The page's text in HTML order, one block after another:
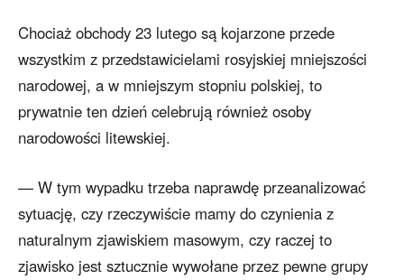
Chociaż obchody 23 lutego są kojarzone przede
wszystkim z przedstawicielami rosyjskiej mniejszości
narodowej, a w mniejszym stopniu polskiej, to
prywatnie ten dzień celebrują również osoby
narodowości litewskiej.
— W tym wypadku trzeba naprawdę przeanalizować
sytuację, czy rzeczywiście mamy do czynienia z
naturalnym zjawiskiem masowym, czy raczej to
zjawisko jest sztucznie wywołane przez pewne grupy